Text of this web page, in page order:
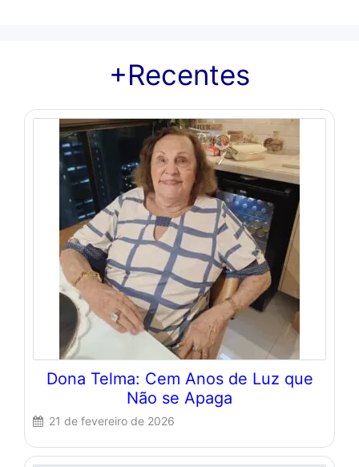
+Recentes
Dona Telma: Cem Anos de Luz que
Não se Apaga
21 de fevereiro de 2026